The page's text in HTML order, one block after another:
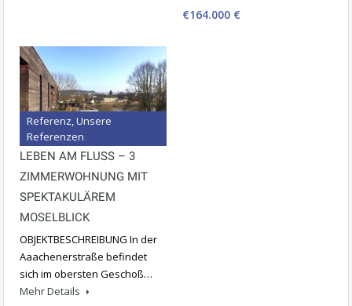
€164.000 €
Referenz, Unsere
Referenzen
LEBEN AM FLUSS – 3
ZIMMERWOHNUNG MIT
SPEKTAKULÄREM
MOSELBLICK
OBJEKTBESCHREIBUNG In der
Aaachenerstraße befindet
sich im obersten Geschoß…
Mehr Details